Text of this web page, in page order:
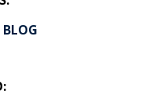
BLOG